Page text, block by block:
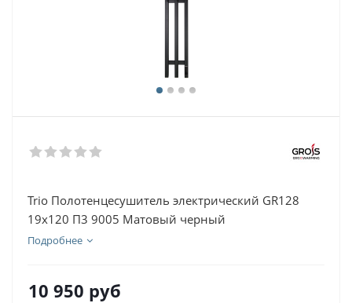
Trio Полотенцесушитель электрический GR128
19х120 П3 9005 Матовый черный
Подробнее
10 950 руб